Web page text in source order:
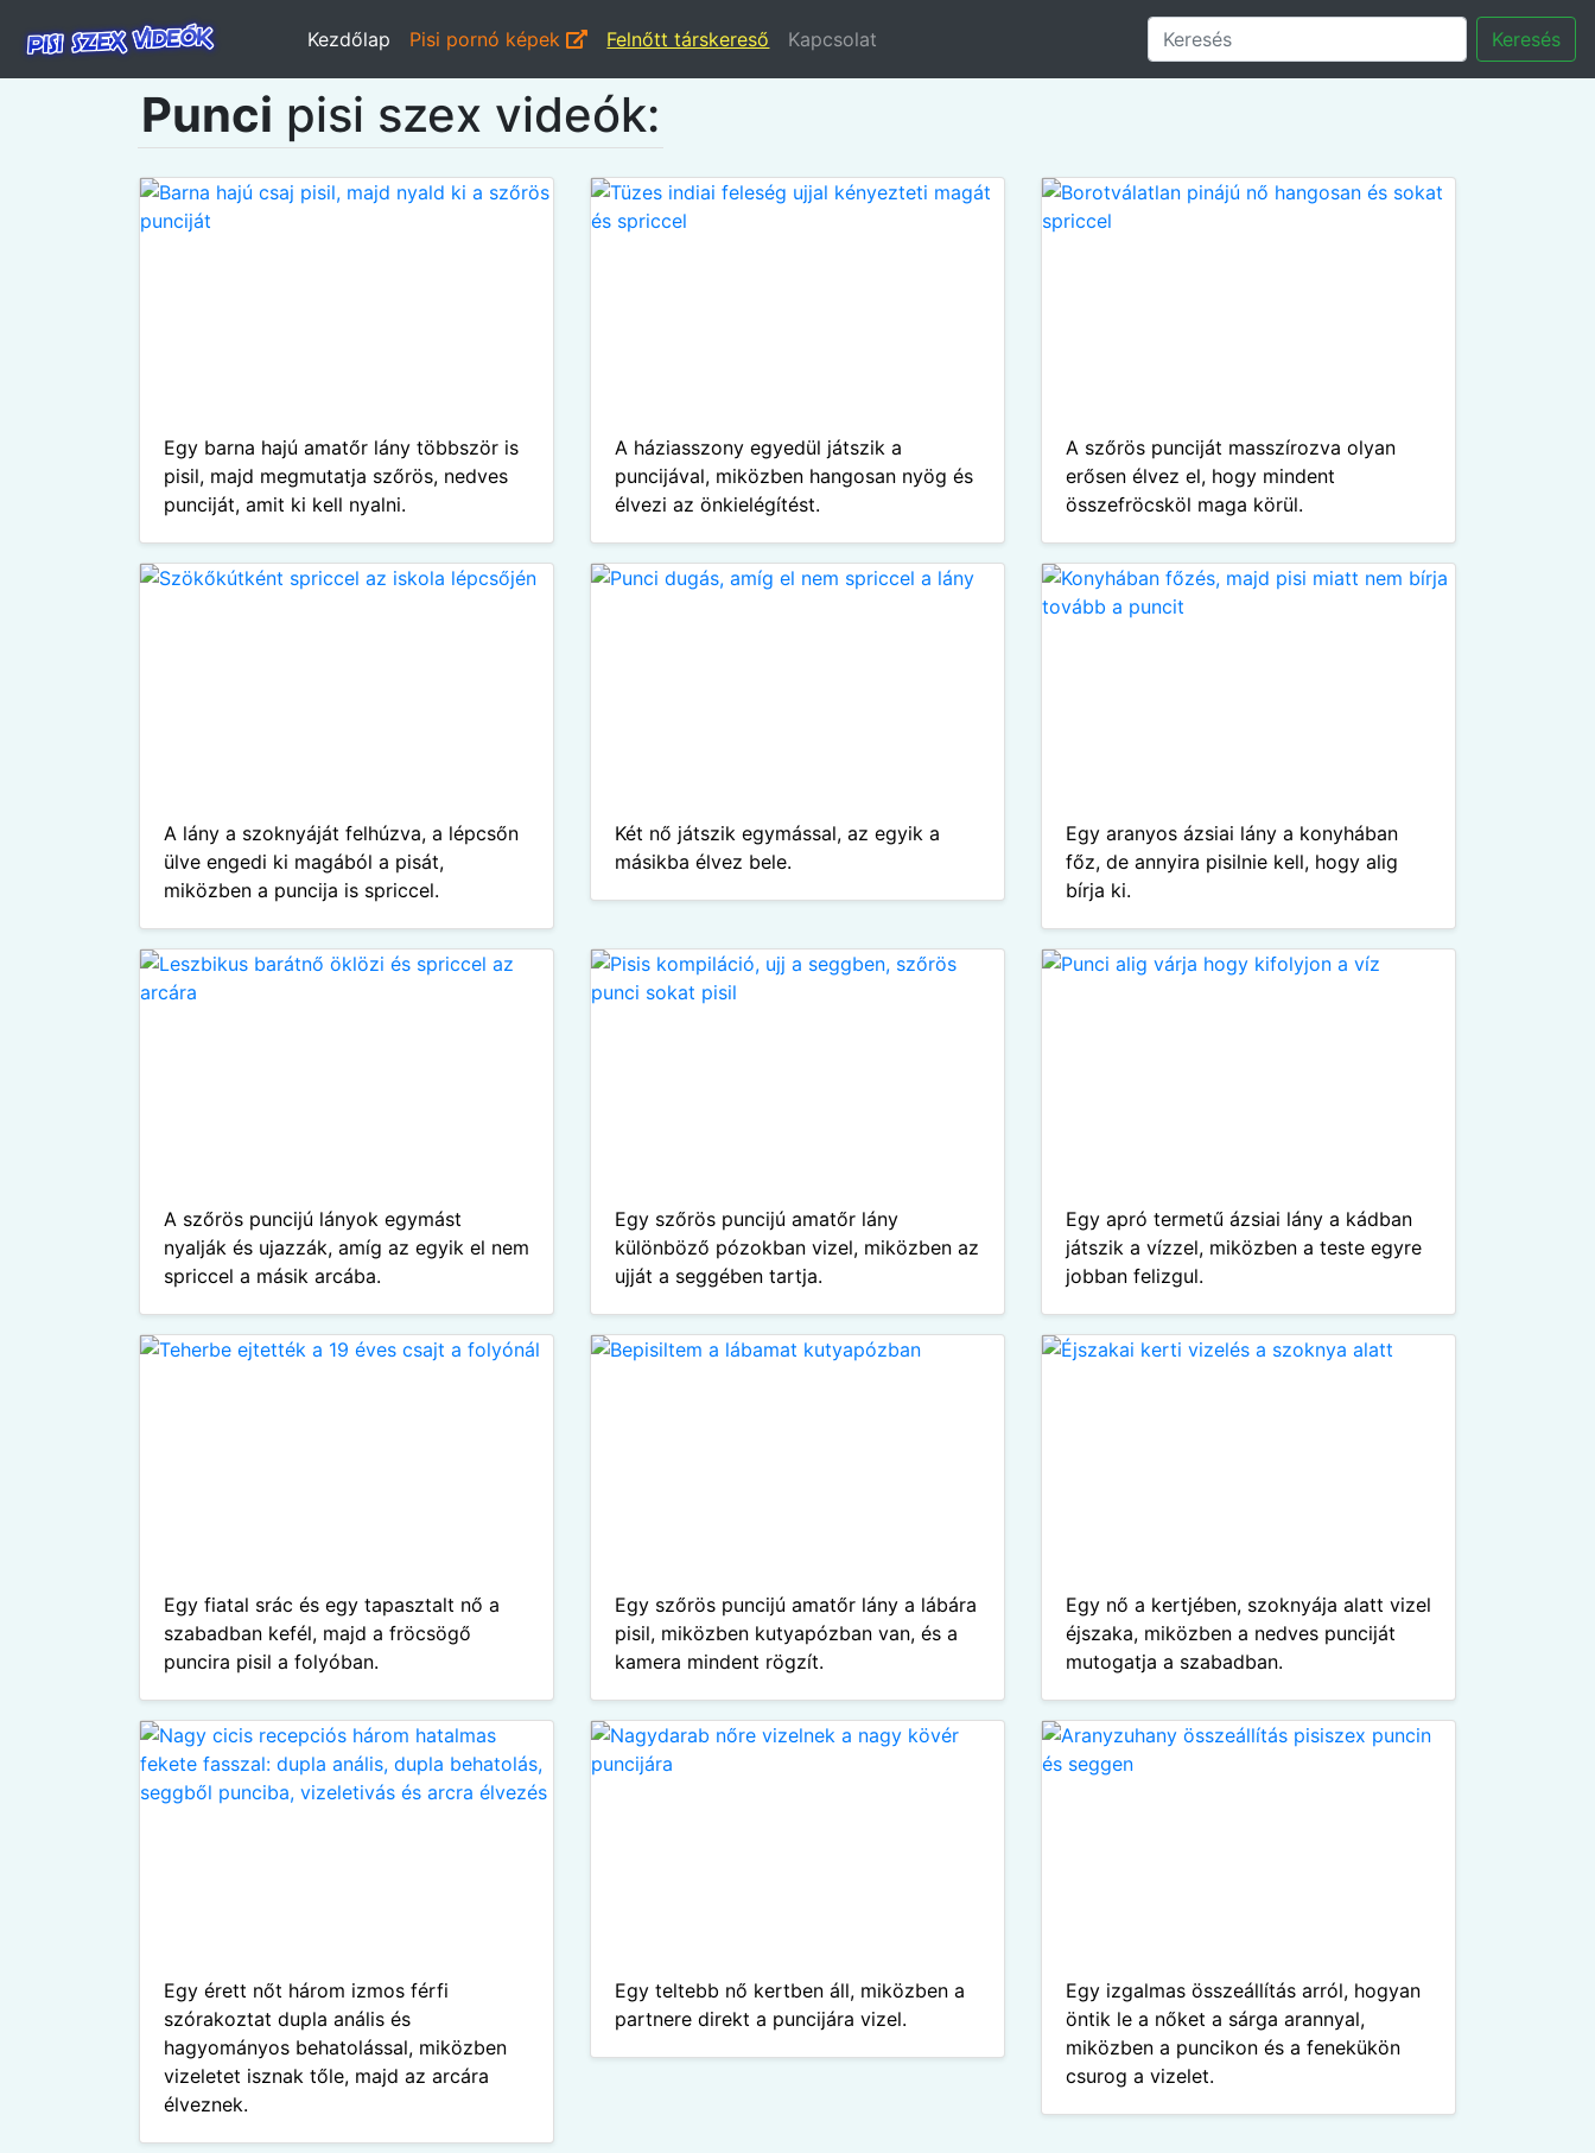
Kezdőlap Pisi pornó képek Felnőtt társkereső Kapcsolat Keresés
Punci pisi szex videók:
Egy barna hajú amatőr lány többször is
pisil, majd megmutatja szőrös, nedves
punciját, amit ki kell nyalni.
A háziasszony egyedül játszik a
puncijával, miközben hangosan nyög és
élvezi az önkielégítést.
A szőrös punciját masszírozva olyan
erősen élvez el, hogy mindent
összefröcsköl maga körül.
A lány a szoknyáját felhúzva, a lépcsőn
ülve engedi ki magából a pisát,
miközben a puncija is spriccel.
Két nő játszik egymással, az egyik a
másikba élvez bele.
Egy aranyos ázsiai lány a konyhában
főz, de annyira pisilnie kell, hogy alig
bírja ki.
A szőrös puncijú lányok egymást
nyalják és ujazzák, amíg az egyik el nem
spriccel a másik arcába.
Egy szőrös puncijú amatőr lány
különböző pózokban vizel, miközben az
ujját a seggében tartja.
Egy apró termetű ázsiai lány a kádban
játszik a vízzel, miközben a teste egyre
jobban felizgul.
Egy fiatal srác és egy tapasztalt nő a
szabadban kefél, majd a fröcsögő
puncira pisil a folyóban.
Egy szőrös puncijú amatőr lány a lábára
pisil, miközben kutyapózban van, és a
kamera mindent rögzít.
Egy nő a kertjében, szoknyája alatt vizel
éjszaka, miközben a nedves punciját
mutogatja a szabadban.
Egy érett nőt három izmos férfi
szórakoztat dupla anális és
hagyományos behatolással, miközben
vizeletet isznak tőle, majd az arcára
élveznek.
Egy teltebb nő kertben áll, miközben a
partnere direkt a puncijára vizel.
Egy izgalmas összeállítás arról, hogyan
öntik le a nőket a sárga arannyal,
miközben a puncikon és a fenekükön
csurog a vizelet.